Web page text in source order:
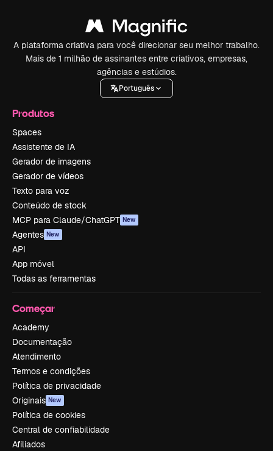
A plataforma criativa para você direcionar seu melhor trabalho.
Mais de 1 milhão de assinantes entre criativos, empresas,
agências e estúdios.
Português
Produtos
Spaces
Assistente de IA
Gerador de imagens
Gerador de vídeos
Texto para voz
Conteúdo de stock
MCP para Claude/ChatGPT New
Agentes New
API
App móvel
Todas as ferramentas
Começar
Academy
Documentação
Atendimento
Termos e condições
Política de privacidade
Originais New
Política de cookies
Central de confiabilidade
Afiliados